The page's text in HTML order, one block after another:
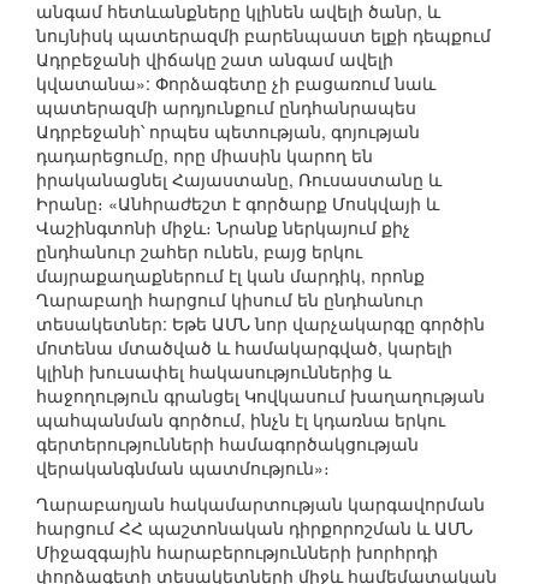
անգամ հետևանքները կլինեն ավելի ծանր, և
նույնիսկ պատերազմի բարենպաստ ելքի դեպքում
Ադրբեջանի վիճակը շատ անգամ ավելի
կվատանա»: Փորձագետը չի բացառում նաև
պատերազմի արդյունքում ընդհանրապես
Ադրբեջանի՝ որպես պետության, գոյության
դադարեցումը, որը միասին կարող են
իրականացնել Հայաստանը, Ռուսաստանը և
Իրանը։ «Անհրաժեշտ է գործարք Մոսկվայի և
Վաշինգտոնի միջև։ Նրանք ներկայում քիչ
ընդհանուր շահեր ունեն, բայց երկու
մայրաքաղաքներում էլ կան մարդիկ, որոնք
Ղարաբաղի հարցում կիսում են ընդհանուր
տեսակետներ: Եթե ԱՄՆ նոր վարչակարգը գործին
մոտենա մտածված և համակարգված, կարելի
կլինի խուսափել հակասություններից և
հաջողություն գրանցել Կովկասում խաղաղության
պահպանման գործում, ինչն էլ կդառնա երկու
գերտերությունների համագործակցության
վերականգնման պատմություն»։
Ղարաբաղյան հակամարտության կարգավորման
հարցում ՀՀ պաշտոնական դիրքորոշման և ԱՄՆ
Միջազգային հարաբերությունների խորհրդի
փորձագետի տեսակետների միջև համեմատական